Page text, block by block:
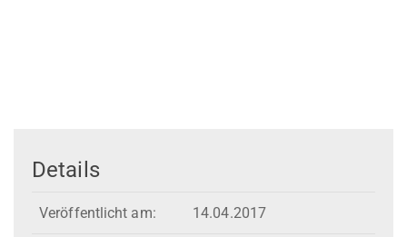
Details
Veröffentlicht am: 14.04.2017